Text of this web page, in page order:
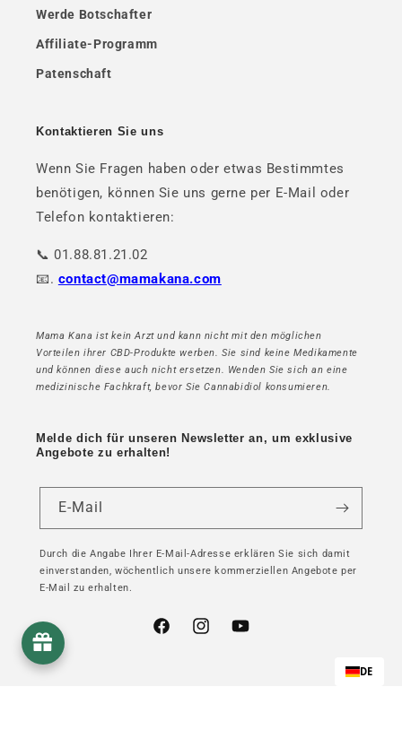
Werde Botschafter
Affiliate-Programm
Patenschaft
Kontaktieren Sie uns
Wenn Sie Fragen haben oder etwas Bestimmtes
benötigen, können Sie uns gerne per E-Mail oder
Telefon kontaktieren:
📞 01.88.81.21.02
📧. contact@mamakana.com
Mama Kana ist kein Arzt und kann nicht mit den möglichen
Vorteilen ihrer CBD-Produkte werben. Sie sind keine Medikamente
und können diese auch nicht ersetzen. Wenden Sie sich an eine
medizinische Fachkraft, bevor Sie Cannabidiol konsumieren.
Melde dich für unseren Newsletter an, um exklusive
Angebote zu erhalten!
E-Mail
Durch die Angabe Ihrer E-Mail-Adresse erklären Sie sich damit
einverstanden, wöchentlich unsere kommerziellen Angebote per
E-Mail zu erhalten.
FacebookInstagramYouTube
DE